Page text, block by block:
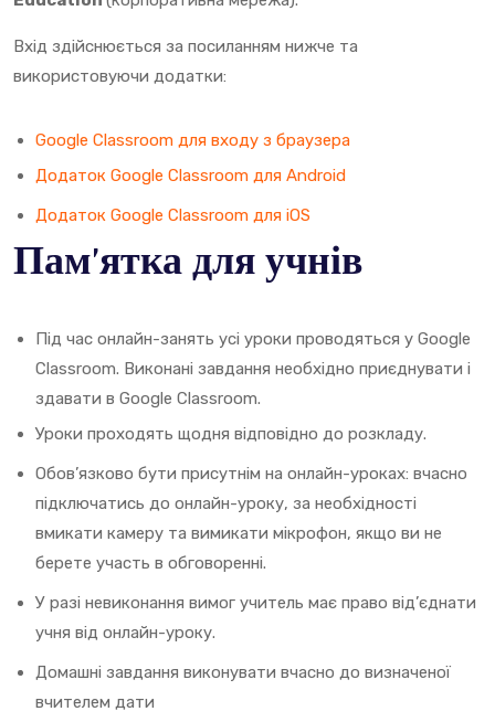
Вхід здійснюється за посиланням нижче та
використовуючи додатки:
Google Classroom для входу з браузера
Додаток Google Classroom для Android
Додаток Google Classroom для iOS
Пам’ятка для учнів
Під час онлайн-занять усі уроки проводяться у Google
Classroom. Виконані завдання необхідно приєднувати і
здавати в Google Classroom.
Уроки проходять щодня відповідно до розкладу.
Обов’язково бути присутнім на онлайн-уроках: вчасно
підключатись до онлайн-уроку, за необхідності
вмикати камеру та вимикати мікрофон, якщо ви не
берете участь в обговоренні.
У разі невиконання вимог учитель має право від’єднати
учня від онлайн-уроку.
Домашні завдання виконувати вчасно до визначеної
вчителем дати